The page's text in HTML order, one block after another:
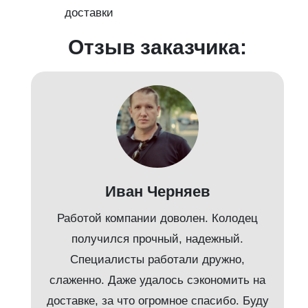
доставки
Отзыв заказчика:
Иван Черняев
Работой компании доволен. Колодец
получился прочный, надежный.
Специалисты работали дружно,
слаженно. Даже удалось сэкономить на
доставке, за что огромное спасибо. Буду